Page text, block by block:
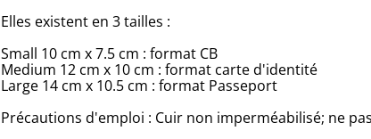
Elles existent en 3 tailles :
Small 10 cm x 7.5 cm : format CB
Medium 12 cm x 10 cm : format carte d'identité
Large 14 cm x 10.5 cm : format Passeport
Précautions d'emploi : Cuir non imperméabilisé; ne